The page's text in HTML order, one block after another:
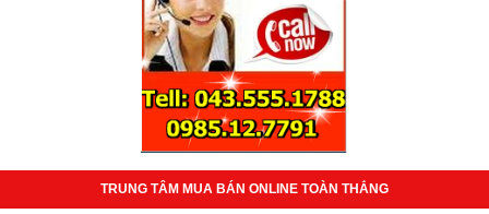
TRUNG TÂM MUA BÁN ONLINE TOÀN THẮNG